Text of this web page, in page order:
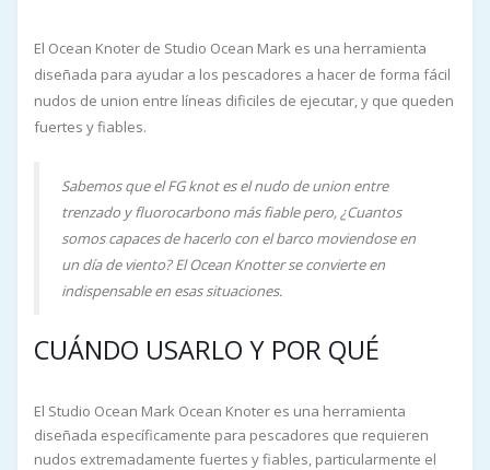
El Ocean Knoter de Studio Ocean Mark es una herramienta
diseñada para ayudar a los pescadores a hacer de forma fácil
nudos de union entre líneas dificiles de ejecutar, y que queden
fuertes y fiables.
Sabemos que el FG knot es el nudo de union entre
trenzado y fluorocarbono más fiable pero, ¿Cuantos
somos capaces de hacerlo con el barco moviendose en
un día de viento? El Ocean Knotter se convierte en
indispensable en esas situaciones.
CUÁNDO USARLO Y POR QUÉ
El Studio Ocean Mark Ocean Knoter es una herramienta
diseñada específicamente para pescadores que requieren
nudos extremadamente fuertes y fiables, particularmente el